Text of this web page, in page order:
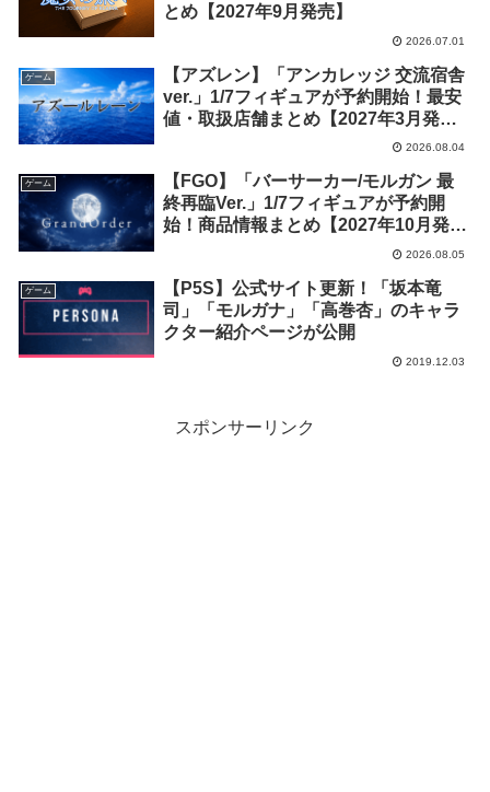
とめ【2027年9月発売】
2026.07.01
ゲーム
【アズレン】「アンカレッジ 交流宿舎
ver.」1/7フィギュアが予約開始！最安
値・取扱店舗まとめ【2027年3月発
2026.08.04
ゲーム
【FGO】「バーサーカー/モルガン 最
終再臨Ver.」1/7フィギュアが予約開
始！商品情報まとめ【2027年10月発
2026.08.05
ゲーム
【P5S】公式サイト更新！「坂本竜
司」「モルガナ」「高巻杏」のキャラ
クター紹介ページが公開
2019.12.03
スポンサーリンク